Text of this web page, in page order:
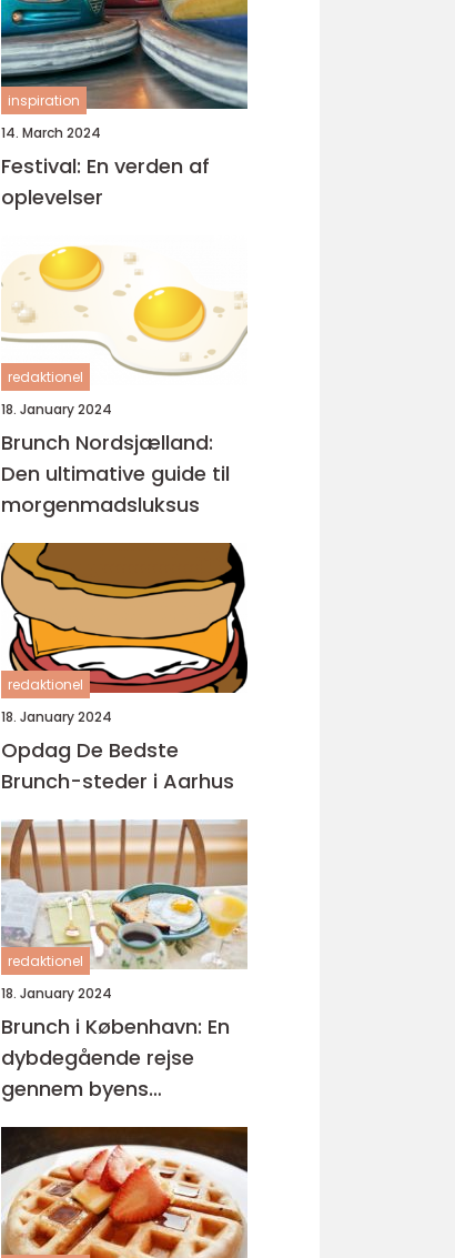
inspiration
14. March 2024
Festival: En verden af
oplevelser
redaktionel
18. January 2024
Brunch Nordsjælland:
Den ultimative guide til
morgenmadsluksus
redaktionel
18. January 2024
Opdag De Bedste
Brunch-steder i Aarhus
redaktionel
18. January 2024
Brunch i København: En
dybdegående rejse
gennem byens
brunchkultur